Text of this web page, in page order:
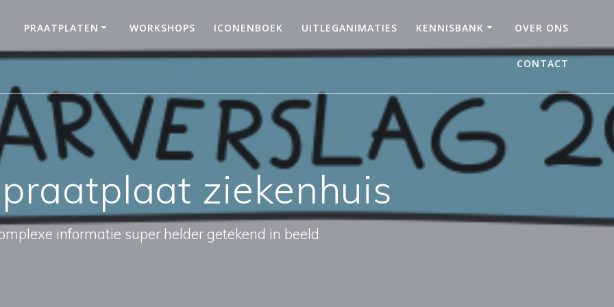
PRAATPLATEN WORKSHOPS ICONENBOEK UITLEGANIMATIES KENNISBANK OVER ONS
CONTACT
praatplaat ziekenhuis
informatie super helder getekend in beeld